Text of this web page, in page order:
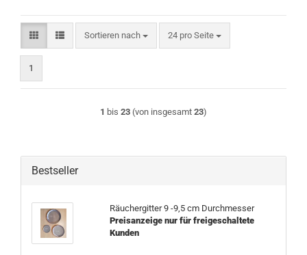
Sortieren nach
Sortieren nach 24 pro Seite
pro Seite
1
1 bis 23 (von insgesamt 23)
Bestseller
Räuchergitter 9 -9,5 cm Durchmesser
Preisanzeige nur für freigeschaltete
Kunden